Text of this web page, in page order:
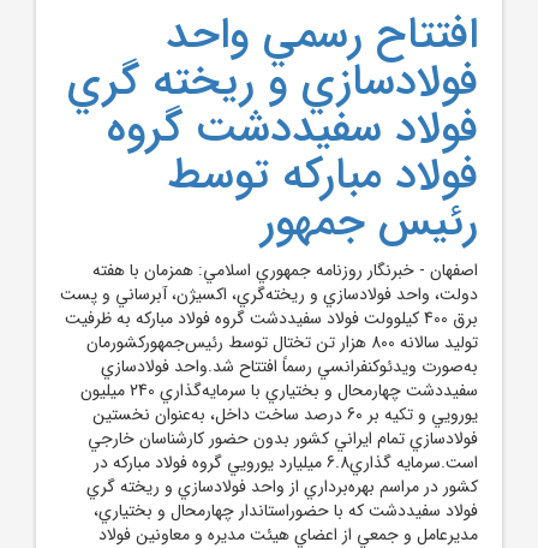
افتتاح رسمي واحد
فولادسازي و ريخته گري
فولاد سفيددشت گروه
فولاد مبارکه توسط
رئيس جمهور
اصفهان - خبرنگار روزنامه جمهوري اسلامي: همزمان با هفته
دولت، واحد فولادسازي و ريخته‌گري، اکسيژن، آبرساني و پست
برق 400 کيلوولت فولاد سفيددشت گروه فولاد مبارکه به ظرفيت
توليد سالانه 800 هزار تن تختال توسط رئيس‌جمهورکشورمان
به‌صورت ويدئوکنفرانسي رسماً افتتاح شد.واحد فولادسازي
سفيددشت چهارمحال و بختياري با سرمايه‌گذاري 240 ميليون
يورويي و تکيه بر 60 درصد ساخت داخل، به‌عنوان نخستين
فولادسازي تمام‌ ايراني کشور بدون حضور کارشناسان خارجي
است.سرمايه گذاري6.8 ميليارد يورو‌يي گروه فولاد مباركه در
كشور در مراسم بهره‌برداري از واحد فولادسازي و ريخته گري
فولاد سفيددشت که با حضوراستاندار چهارمحال و بختياري،
مديرعامل و جمعي از اعضاي هيئت مديره و معاونين فولاد